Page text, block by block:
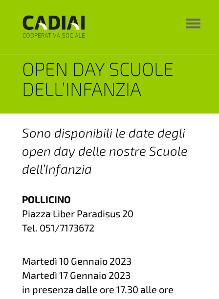
OPEN DAY SCUOLE
DELL’INFANZIA
Sono disponibili le date degli
open day delle nostre Scuole
dell’Infanzia
POLLICINO
Piazza Liber Paradisus 20
Tel. 051/7173672
Martedì 10 Gennaio 2023
Martedì 17 Gennaio 2023
in presenza dalle ore 17.30 alle ore